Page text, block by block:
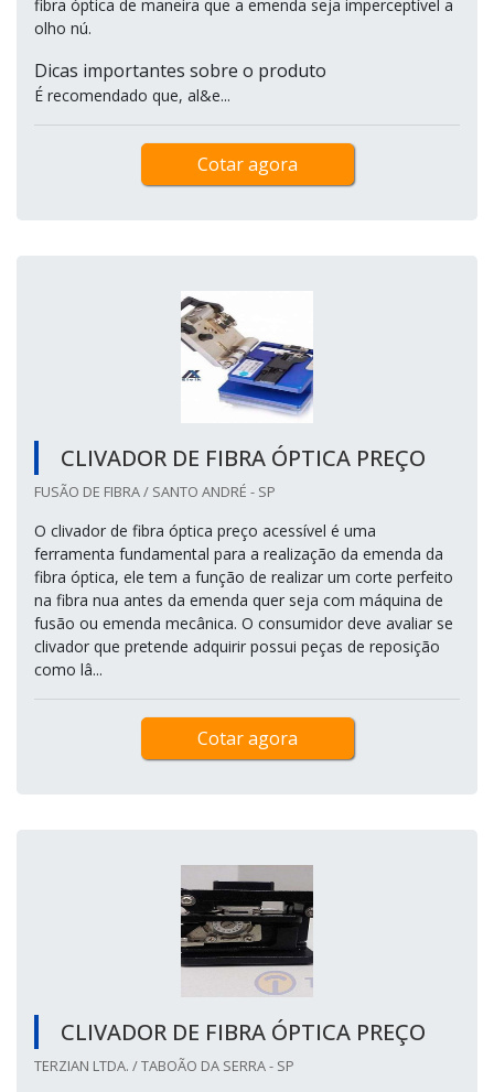
fibra óptica de maneira que a emenda seja imperceptível a
olho nú.
Dicas importantes sobre o produto
É recomendado que, al&e...
Cotar agora
CLIVADOR DE FIBRA ÓPTICA PREÇO
FUSÃO DE FIBRA / SANTO ANDRÉ - SP
O clivador de fibra óptica preço acessível é uma
ferramenta fundamental para a realização da emenda da
fibra óptica, ele tem a função de realizar um corte perfeito
na fibra nua antes da emenda quer seja com máquina de
fusão ou emenda mecânica. O consumidor deve avaliar se
clivador que pretende adquirir possui peças de reposição
como lâ...
Cotar agora
CLIVADOR DE FIBRA ÓPTICA PREÇO
TERZIAN LTDA. / TABOÃO DA SERRA - SP